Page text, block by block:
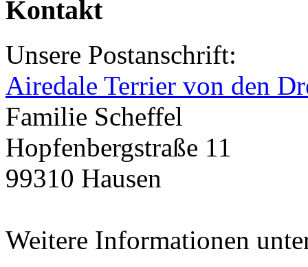
Kontakt
Unsere Postanschrift:
Airedale Terrier von den
Familie Scheffel
Hopfenbergstraße 11
99310 Hausen
Weitere Informationen